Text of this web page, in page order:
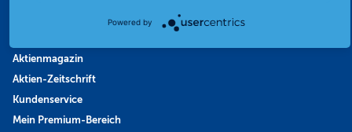
Abonnement kündigen
Aktienmagazin
Aktien-Zeitschrift
Kundenservice
Mein Premium-Bereich
Powered by